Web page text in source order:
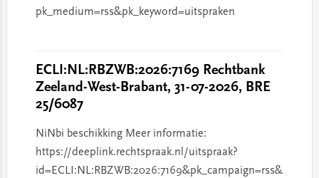
pk_medium=rss&pk_keyword=uitspraken
ECLI:NL:RBZWB:2026:7169 Rechtbank
Zeeland-West-Brabant, 31-07-2026, BRE
25/6087
NiNbi beschikking Meer informatie:
https://deeplink.rechtspraak.nl/uitspraak?
id=ECLI:NL:RBZWB:2026:7169&pk_campaign=rss&